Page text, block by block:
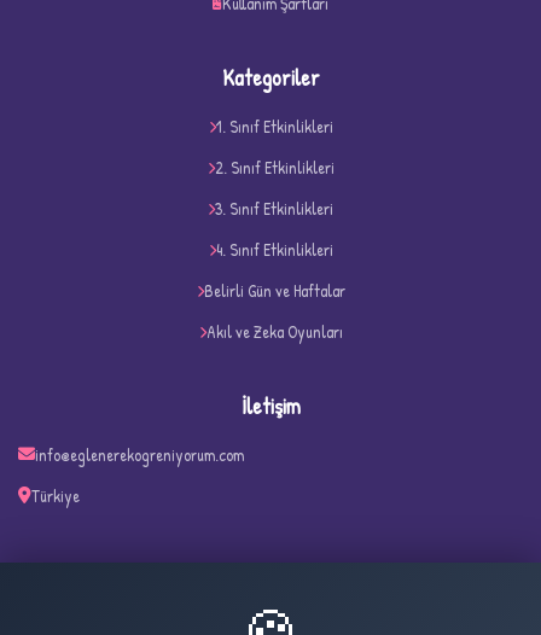
D
Kategoriler
1. Sınıf Etkinlikleri
2. Sınıf Etkinlikleri
3. Sınıf Etkinlikleri
4. Sınıf Etkinlikleri
Belirli Gün ve Haftalar
Akıl ve Zeka Oyunları
İletişim
info@eglenerekogreniyorum.com
Türkiye